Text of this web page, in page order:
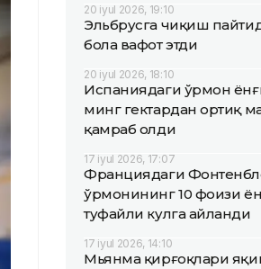
20 iyul 2026, 19:10
Эльбрусга чиқиш
бола вафот этди
20 iyul 2026, 18:10
Испаниядаги ўрмон
минг гектардан ортиқ
қамраб олди
17 iyul 2026, 17:07
Франциядаги
ўрмонининг 10 фоизи
туфайли кулга айланди
17 iyul 2026, 14:10
Мьянма қирғоқлари